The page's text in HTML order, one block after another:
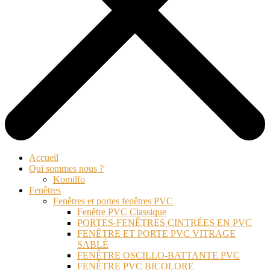
Accueil
Qui sommes nous ?
Komilfo
Fenêtres
Fenêtres et portes fenêtres PVC
Fenêtre PVC Classique
PORTES-FENÊTRES CINTRÉES EN PVC
FENÊTRE ET PORTE PVC VITRAGE
SABLÉ
FENÊTRE OSCILLO-BATTANTE PVC
FENÊTRE PVC BICOLORE